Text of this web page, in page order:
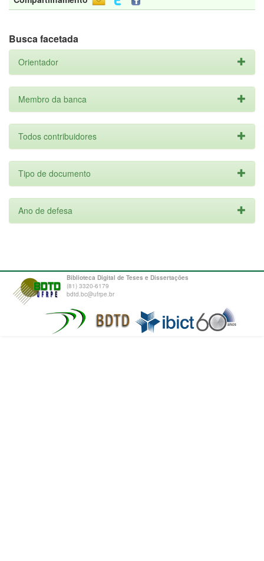
Busca facetada
Orientador
Membro da banca
Todos contribuidores
Tipo de documento
Ano de defesa
Biblioteca Digital de Teses e Dissertações
(81) 3320-6179
bdtd.bc@ufrpe.br